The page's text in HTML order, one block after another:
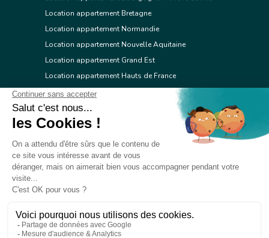
Location appartement Bretagne
Location appartement Normandie
Location appartement Nouvelle Aquitaine
Location appartement Grand Est
Location appartement Hauts de France
Location appartement Ile de France
Location appartement Centre Val de Loire
Location appartement Occitanie
Location appartement Provence Alpes Côte d'Azur
Location appartement Corse